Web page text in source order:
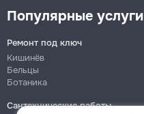
Популярные услуги
Ремонт под ключ
Кишинёв
Бельцы
Ботаника
Сантехнические работы